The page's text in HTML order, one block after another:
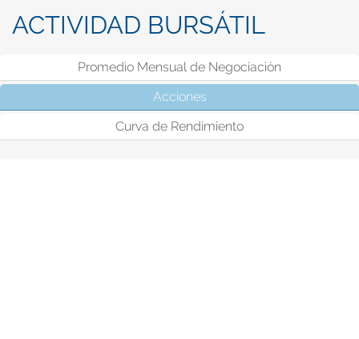
ACTIVIDAD BURSÁTIL
Promedio Mensual de Negociación
Acciones
Curva de Rendimiento